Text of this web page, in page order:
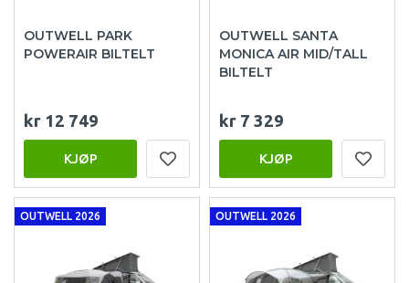
OUTWELL PARK
POWERAIR BILTELT
kr 12 749
KJØP
OUTWELL SANTA
MONICA AIR MID/TALL
BILTELT
kr 7 329
KJØP
OUTWELL 2026 OUTWELL 2026